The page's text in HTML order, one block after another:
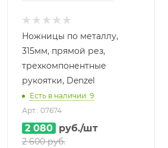
Ножницы по металлу,
315мм, прямой рез,
трехкомпонентные
рукоятки, Denzel
Есть в наличии: 9
Арт.: 07674
2 080 руб./шт
2 600руб.